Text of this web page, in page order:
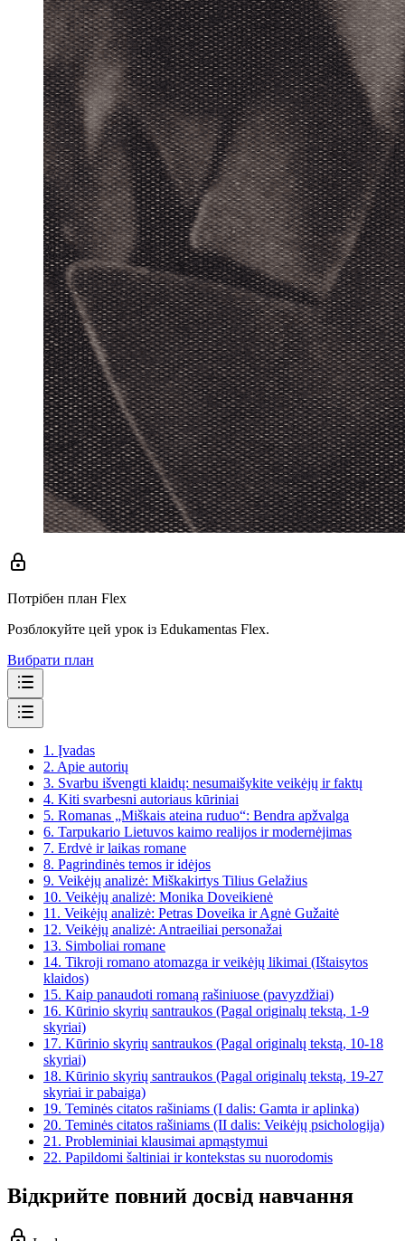
Потрібен план Flex
Розблокуйте цей урок із Edukamentas Flex.
Вибрати план
1. Įvadas
2. Apie autorių
3. Svarbu išvengti klaidų: nesumaišykite veikėjų ir faktų
4. Kiti svarbesni autoriaus kūriniai
5. Romanas „Miškais ateina ruduo“: Bendra apžvalga
6. Tarpukario Lietuvos kaimo realijos ir modernėjimas
7. Erdvė ir laikas romane
8. Pagrindinės temos ir idėjos
9. Veikėjų analizė: Miškakirtys Tilius Gelažius
10. Veikėjų analizė: Monika Doveikienė
11. Veikėjų analizė: Petras Doveika ir Agnė Gužaitė
12. Veikėjų analizė: Antraeiliai personažai
13. Simboliai romane
14. Tikroji romano atomazga ir veikėjų likimai (Ištaisytos
klaidos)
15. Kaip panaudoti romaną rašiniuose (pavyzdžiai)
16. Kūrinio skyrių santraukos (Pagal originalų tekstą, 1-9
skyriai)
17. Kūrinio skyrių santraukos (Pagal originalų tekstą, 10-18
skyriai)
18. Kūrinio skyrių santraukos (Pagal originalų tekstą, 19-27
skyriai ir pabaiga)
19. Teminės citatos rašiniams (I dalis: Gamta ir aplinka)
20. Teminės citatos rašiniams (II dalis: Veikėjų psichologija)
21. Probleminiai klausimai apmąstymui
22. Papildomi šaltiniai ir kontekstas su nuorodomis
Відкрийте повний досвід навчання